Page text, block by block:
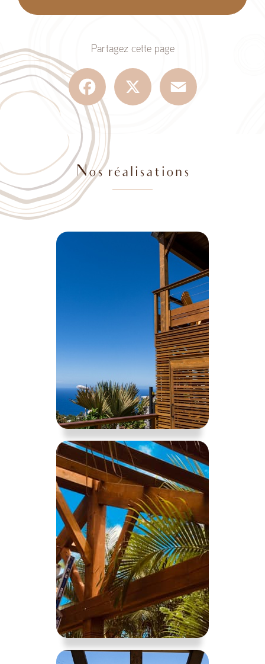
Partagez cette page
Facebook
Nos réalisations